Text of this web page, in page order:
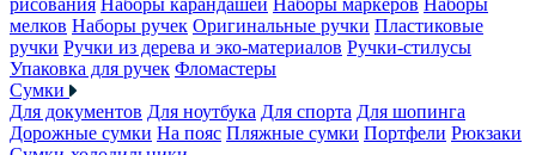
рисования Наборы карандашей Наборы маркеров Наборы
мелков Наборы ручек Оригинальные ручки Пластиковые
ручки Ручки из дерева и эко-материалов Ручки-стилусы
Упаковка для ручек Фломастеры
Сумки
Для документов Для ноутбука Для спорта Для шопинга
Дорожные сумки На пояс Пляжные сумки Портфели Рюкзаки